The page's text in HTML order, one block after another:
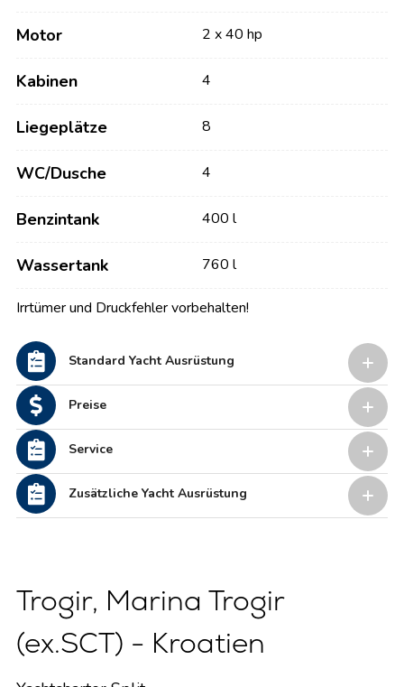
Motor 2 x 40 hp
Kabinen 4
Liegeplätze 8
WC/Dusche 4
Benzintank 400 l
Wassertank 760 l
Irrtümer und Druckfehler vorbehalten!
Standard Yacht Ausrüstung
Preise
Service
Zusätzliche Yacht Ausrüstung
Trogir, Marina Trogir
(ex.SCT) - Kroatien